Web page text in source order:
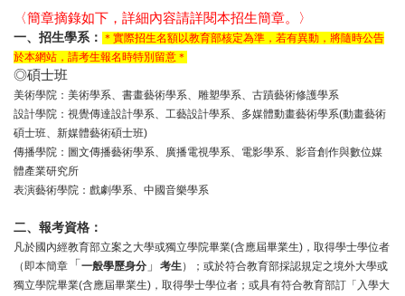
〈簡章摘錄如下，詳細內容請詳閱本招生簡章。〉
一、招生學系： ＊實際招生名額以教育部核定為準，若有異動，將隨時公告
於本網站，請考生報名時特別留意＊
◎碩士班
美術學院：美術學系、書畫藝術學系、雕塑學系、古蹟藝術修護學系
設計學院：視覺傳達設計學系、工藝設計學系、多媒體動畫藝術學系(動畫藝術
碩士班、新媒體藝術碩士班)
傳播學院：圖文傳播藝術學系、廣播電視學系、電影學系、影音創作與數位媒
體產業研究所
表演藝術學院：戲劇學系、中國音樂學系
二、報考資格：
凡於國內經教育部立案之大學或獨立學院畢業(含應屆畢業生)，取得學士學位者
（即本簡章
「一般學歷身分 」 考生）； 或於符合教育部採認規定之境外大學或
獨立學院畢業(含應屆畢業生)，取得學士學位者；或具有符合教育部訂「入學大